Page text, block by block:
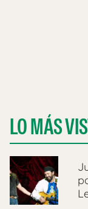
LO MÁS